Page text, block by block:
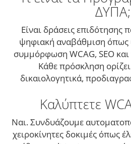
ΔΥΠΑ;
Είναι δράσεις επιδότησης
ψηφιακή αναβάθμιση όπως
συμμόρφωση WCAG, SEO και
Κάθε πρόσκληση
δικαιολογητικά,
Καλύπτετε
Ναι. Συνδυάζουμε
χειροκίνητες δοκιμές όπως